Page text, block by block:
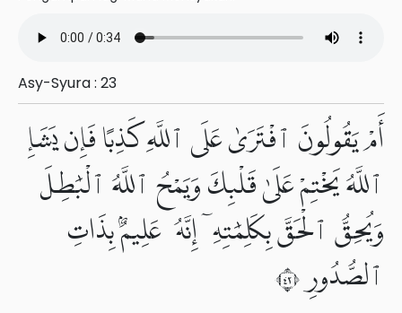
Asy-Syura : 23
أَمْ يَقُولُونَ ٱفْتَرَىٰ عَلَى ٱللَّهِ كَذِبًا فَإِن يَشَإِ
ٱللَّهُ يَخْتِمْ عَلَىٰ قَلْبِكَ وَيَمْحُ ٱللَّهُ ٱلْبَٰطِلَ
وَيُحِقُّ ٱلْحَقَّ بِكَلِمَٰتِهِۦٓ إِنَّهُۥ عَلِيمٌۢ بِذَاتِ
ٱلصُّدُورِ ٢٤